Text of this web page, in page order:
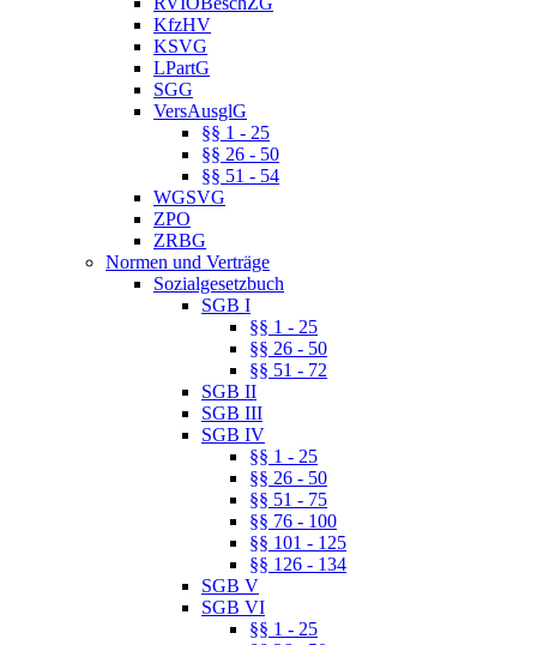
KfzHV
KSVG
LPartG
SGG
VersAusglG
§§ 1 - 25
§§ 26 - 50
§§ 51 - 54
WGSVG
ZPO
ZRBG
Normen und Verträge
Sozialgesetzbuch
SGB I
§§ 1 - 25
§§ 26 - 50
§§ 51 - 72
SGB II
SGB III
SGB IV
§§ 1 - 25
§§ 26 - 50
§§ 51 - 75
§§ 76 - 100
§§ 101 - 125
§§ 126 - 134
SGB V
SGB VI
§§ 1 - 25